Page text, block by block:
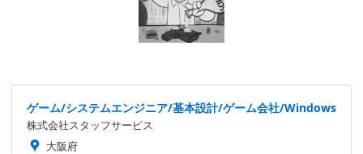
ゲーム/システムエンジニア/基本設計/ゲーム会社/Windows
株式会社スタッフサービス
大阪府